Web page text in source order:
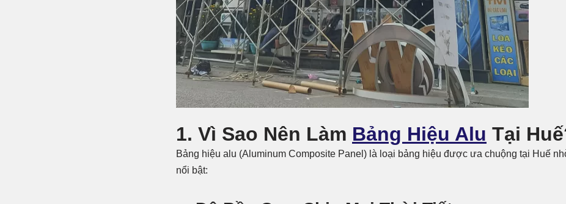
1. Vì Sao Nên Làm Bảng Hiệu Alu Tại
Bảng hiệu alu (Aluminum Composite Panel) là loại bảng hiệu được ưa chuộng tại Huế
nổi bật: